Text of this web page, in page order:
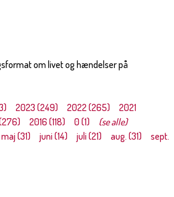
om livet og hændelser på
2023 (249) 2022 (265)
2021
2016 (118) 0 (1)
(se alle)
maj (31) juni (14) juli (21) aug. (31)
sept.